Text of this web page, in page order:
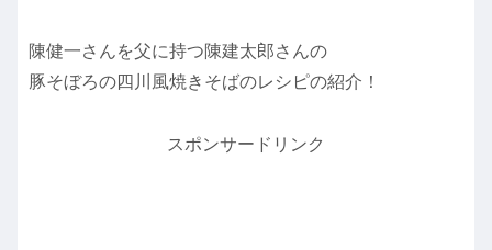
陳健一さんを父に持つ陳建太郎さんの
豚そぼろの四川風焼きそばのレシピの紹介！
スポンサードリンク